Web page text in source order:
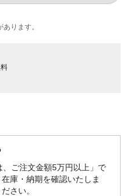
ります。
、ご注文金額5万円以上」で
庫・納期を確認いたしま
さい。